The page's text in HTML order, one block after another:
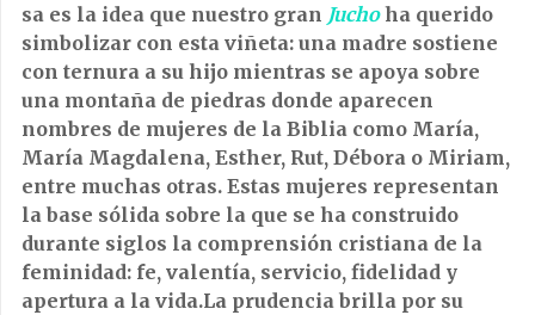
sa es la idea que nuestro gran Juchoha querido
simbolizar con esta viñeta: una madre sostiene
con ternura a su hijo mientras se apoya sobre
una montaña de piedras donde aparecen
nombres de mujeres de la Biblia como María,
María Magdalena, Esther, Rut, Débora o Miriam,
entre muchas otras. Estas mujeres representan
la base sólida sobre la que se ha construido
durante siglos la comprensión cristiana de la
feminidad: fe, valentía, servicio, fidelidad y
apertura a la vida.La prudencia brilla por su